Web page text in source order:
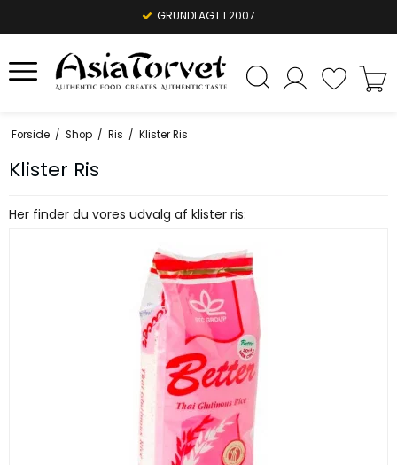
GRUNDLAGT I 2007
1-3 DAGES LEVERING
Forside / Shop / Ris / Klister Ris
Klister Ris
Her finder du vores udvalg af klister ris: